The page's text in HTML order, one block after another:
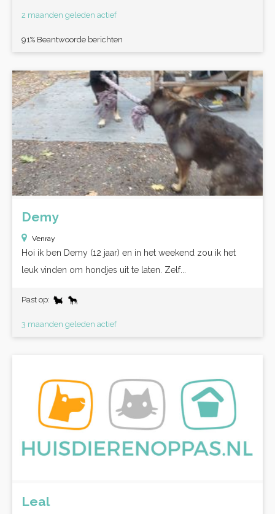
2 maanden geleden actief
91% Beantwoorde berichten
Demy
Venray
Hoi ik ben Demy (12 jaar) en in het weekend zou ik het
leuk vinden om hondjes uit te laten. Zelf...
Past op:
3 maanden geleden actief
Leal